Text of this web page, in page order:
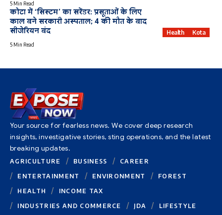
5 Min Read
Health Kota
कोटा में ‘सिस्टम’ का सरेंडर: प्रसूताओं के लिए
काल बने सरकारी अस्पताल; 4 की मौत के बाद
सीजेरियन बंद
5 Min Read
Your source for fearless news. We cover deep research
insights, investigative stories, sting operations, and the latest
breaking updates.
AGRICULTURE BUSINESS
CAREER
ENTERTAINMENT
ENVIRONMENT
FOREST
HEALTH
INCOME TAX
INDUSTRIES AND COMMERCE
JDA
LIFESTYLE